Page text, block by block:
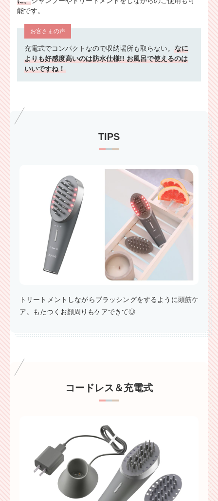
能です。
お客さまの声
充電式でコンパクトなので収納場所も取らない。 なに
よりも好感度高いのは防水仕様!! お風呂で使えるのは
いいですね！
TIPS
トリートメントしながらブラッシングをするように頭筋ケ
ア。もたつくお顔周りもケアできて◎
コードレス＆充電式